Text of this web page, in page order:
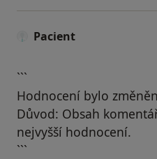
Pacient
```
Hodnocení bylo
Důvod: Obsah
nejvyšší hodnocení.
```